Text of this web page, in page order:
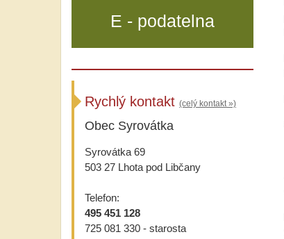
E - podatelna
Rychlý kontakt (celý kontakt »)
Obec Syrovátka
Syrovátka 69
503 27 Lhota pod Libčany
Telefon:
495 451 128
725 081 330 - starosta